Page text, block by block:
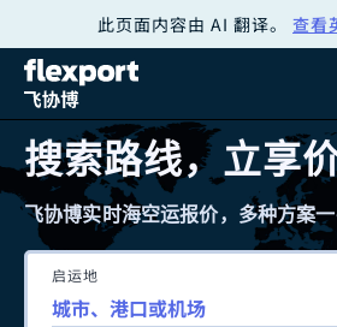
此页面内容由 AI 翻译。 查看
搜索路线，立享
飞协博实时海空运报价，多种方案
启运地